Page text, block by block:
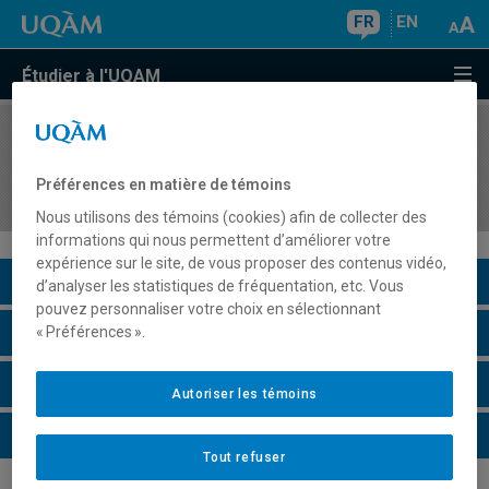
FR EN
Étudier à l'UQAM
COURS//
en muséologie
Description du cours
Horaire - Été 2026
Horaire - Automne 2026
Horaire - Hiver 2027
Préférences en matière de témoins
Nous utilisons des témoins (cookies) afin de collecter des
informations qui nous permettent d’améliorer votre
expérience sur le site, de vous proposer des contenus vidéo,
d’analyser les statistiques de fréquentation, etc. Vous
pouvez personnaliser votre choix en sélectionnant
« Préférences ».
Tout refuser
Autoriser les témoins